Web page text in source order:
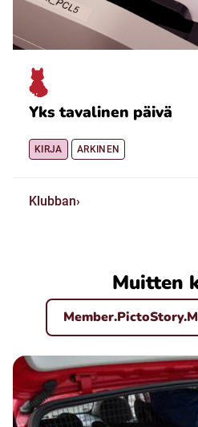
Yks tavalinen päivä
KIRJA ARKINEN
Klubban
Muitten